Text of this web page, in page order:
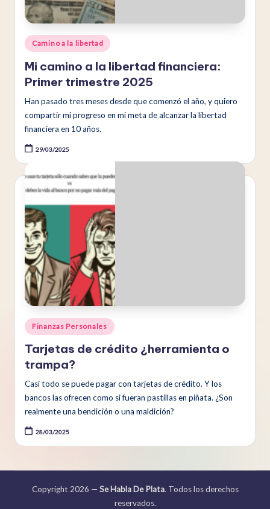
Publicado
en
Camino a la libertad
Mi camino a la libertad financiera:
Primer trimestre 2025
Han pasado tres meses desde que comenzó el año, y quiero
compartir mi progreso en mi meta de alcanzar la libertad
financiera en 10 años.
29/03/2025
Publicado
en
Finanzas Personales
Tarjetas de crédito ¿herramienta o
trampa?
Casi todo se puede pagar con tarjetas de crédito. Y los
bancos las ofrecen como si fueran pastillas en piñata. ¿Son
realmente una bendición o una maldición?
28/03/2025
Copyright 2026 — Se Habla De Plata. Todos los derechos
reservados.